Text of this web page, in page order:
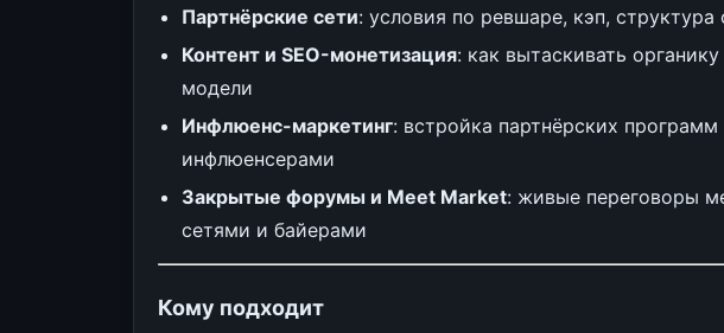
Партнёрские сети: условия по ревшаре, кэп,
Контент и SEO-монетизация: как вытаскивать
модели
Инфлюенс-маркетинг: встройка партнёрских программ
инфлюенсерами
Закрытые форумы и Meet Market: живые переговоры
сетями и байерами
Кому подходит